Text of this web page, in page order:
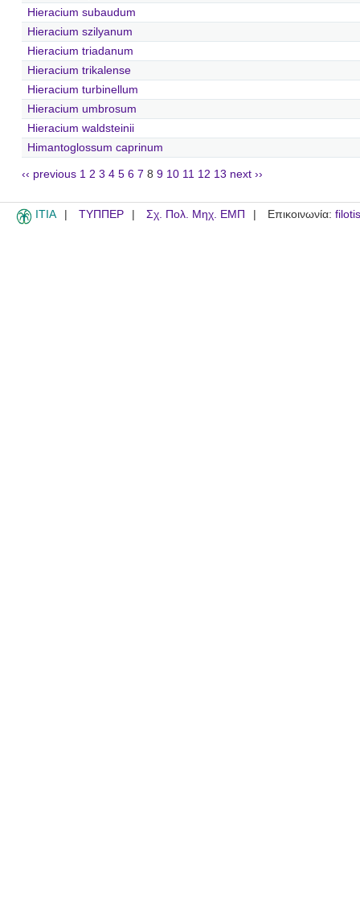
Hieracium subaudum
Hieracium szilyanum
Hieracium triadanum
Hieracium trikalense
Hieracium turbinellum
Hieracium umbrosum
Hieracium waldsteinii
Himantoglossum caprinum
‹‹ previous 1 2 3 4 5 6 7 8 9 10 11 12 13 next ››
ITIA ΤΥΠΠΕΡ Σχ. Πολ. Μηχ. ΕΜΠ Επικοινωνία: